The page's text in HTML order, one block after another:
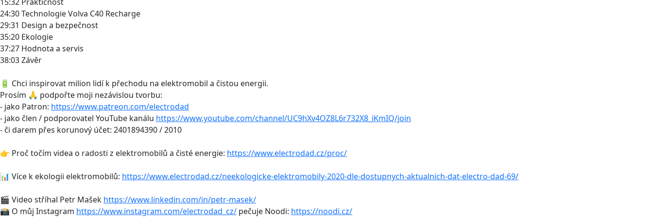
24:30 Technologie Volva C40 Recharge
29:31 Design a bezpečnost
35:20 Ekologie
37:27 Hodnota a servis
38:03 Závěr
🔋 Chci inspirovat milion lidí k přechodu na elektromobil a čistou energii.
Prosím 🙏 podpořte moji nezávislou tvorbu:
- jako Patron: https://www.patreon.com/electrodad
- jako člen / podporovatel YouTube kanálu https://www.youtube.com/channel/UC9hXv4OZ8L6r732X8_iKmIQ/join
- či darem přes korunový účet: 2401894390 / 2010
👉 Proč točím videa o radosti z elektromobilů a čisté energie: https://www.electrodad.cz/proc/
📊 Více k ekologii elektromobilů: https://www.electrodad.cz/neekologicke-elektromobily-2020-dle-dostupnych-aktualnich-dat-electro-dad-69/
🎬 Video stříhal Petr Mašek https://www.linkedin.com/in/petr-masek/
📸 O můj Instagram https://www.instagram.com/electrodad_cz/ pečuje Noodi: https://noodi.cz/